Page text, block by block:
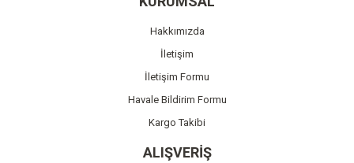
Ürün bilgilerinde hatalar bulunuyor.
Ürün fiyatı diğer sitelerden daha pahalı.
Bu ürüne benzer farklı alternatifler olmalı.
Hakkımızda
İletişim
İletişim Formu
Havale Bildirim Formu
Kargo Takibi
ALIŞVERİŞ